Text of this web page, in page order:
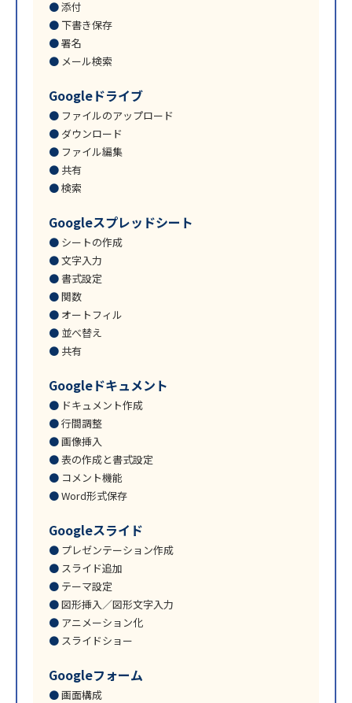
添付
下書き保存
署名
メール検索
Googleドライブ
ファイルのアップロード
ダウンロード
ファイル編集
共有
検索
Googleスプレッドシート
シートの作成
文字入力
書式設定
関数
オートフィル
並べ替え
共有
Googleドキュメント
ドキュメント作成
行間調整
画像挿入
表の作成と書式設定
コメント機能
Word形式保存
Googleスライド
プレゼンテーション作成
スライド追加
テーマ設定
図形挿入／図形文字入力
アニメーション化
スライドショー
Googleフォーム
画面構成